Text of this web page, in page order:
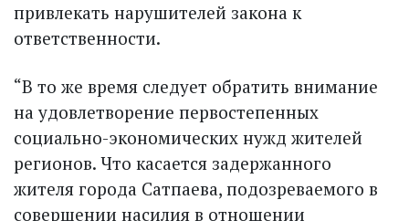
привлекать нарушителей закона к
ответственности.
“В то же время следует обратить внимание
на удовлетворение первостепенных
социально-экономических нужд жителей
регионов. Что касается задержанного
жителя города Сатпаева, подозреваемого в
совершении насилия в отношении